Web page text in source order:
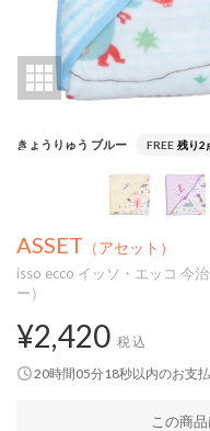
きょうりゅう ブルー FREE 残り2
ASSET （アセット）
isso ecco イッソ・エッコ 今
ー）
¥2,420 税込
20時間05分17秒以内のお支
この商